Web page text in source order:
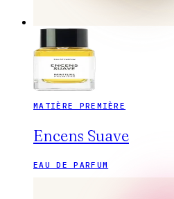
MATIÈRE PREMIÈRE
Encens Suave
EAU DE PARFUM